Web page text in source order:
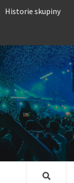
Historie skupiny